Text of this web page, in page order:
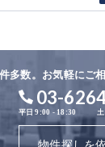
多数。お気軽にご相
03-
平日 9:00 - 18:30 土